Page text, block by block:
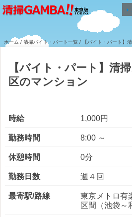

ホーム / 清掃バイト・パート一覧 / 【バイト・パート】
【バイト・パート】清
区のマンション
時給 1,000円
勤務時間 8:00 ～
休憩時間 0分
勤務日数 週４回
最寄駅/路線
東京メトロ有
区間（池袋～